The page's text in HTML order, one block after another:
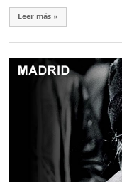
Leer más »